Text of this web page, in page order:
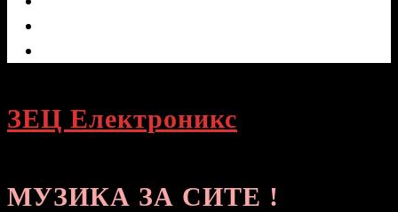
ЗЕЦ Електроникс
МУЗИКА ЗА СИТЕ !